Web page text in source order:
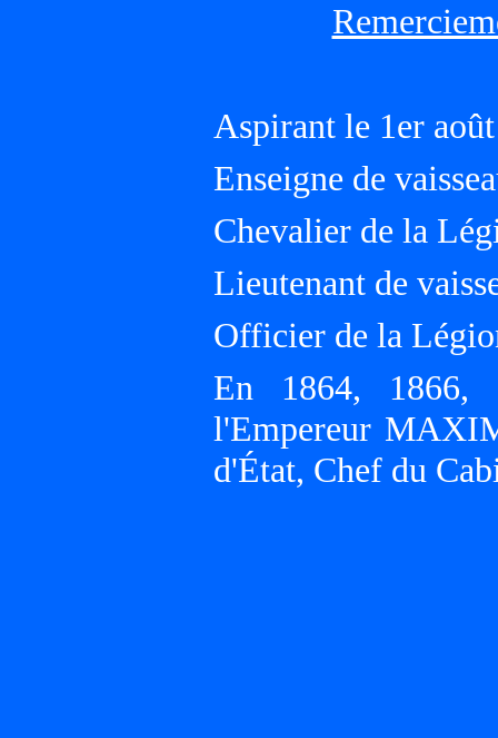
Aspirant le 1er
Enseigne de
Chevalier de la
Lieutenant de
Officier de la
En 1864, 1866,
l'Empereur
d'État, Chef du